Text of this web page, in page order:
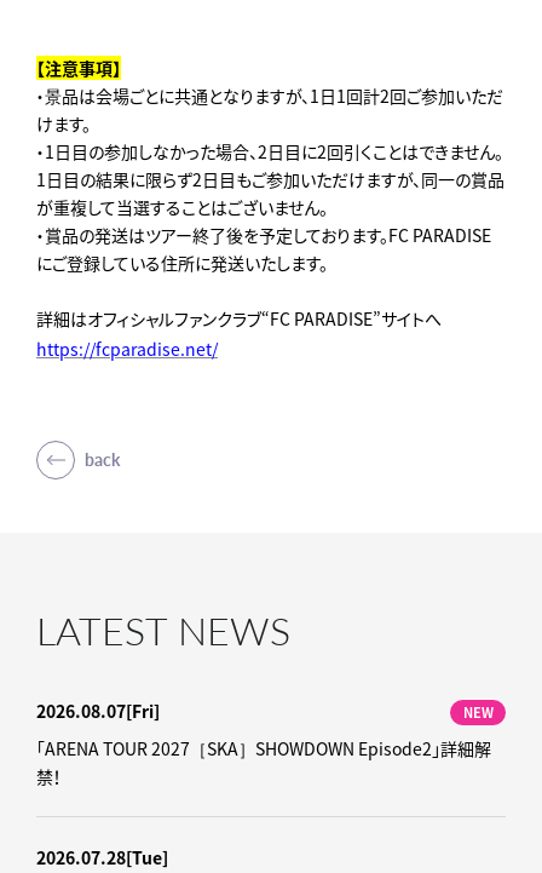
【注意事項】
・景品は会場ごとに共通となりますが、1日1回計2回ご参加いただ
けます。
・1日目の参加しなかった場合、2日目に2回引くことはできません。
1日目の結果に限らず2日目もご参加いただけますが、同一の賞品
が重複して当選することはございません。
・賞品の発送はツアー終了後を予定しております。FC PARADISE
にご登録している住所に発送いたします。
詳細はオフィシャルファンクラブ“FC PARADISE”サイトへ
https://fcparadise.net/
back
LATEST NEWS
2026.08.07[Fri] NEW
「ARENA TOUR 2027［SKA］SHOWDOWN Episode2」詳細解
禁！
2026.07.28[Tue]